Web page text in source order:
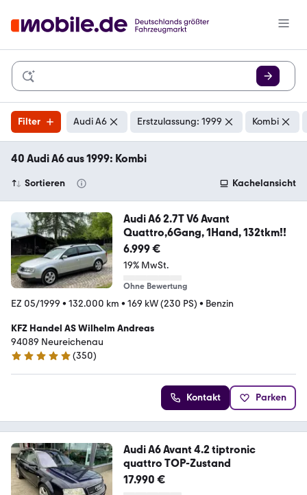
Filter Audi A6 Erstzulassung: 1999 Kombi
40 Audi A6 aus 1999: Kombi
Sortieren Kachelansicht
Audi A6 2.7T V6 Avant
Quattro,6Gang, 1Hand, 132tkm!!
6.999 €
19% MwSt.
Ohne Bewertung
EZ 05/1999 • 132.000 km • 169 kW (230 PS) • Benzin
KFZ Handel AS Wilhelm Andreas
94089 Neureichenau
5 Sterne
(350)
Kontakt Parken
Audi A6 Avant 4.2 tiptronic
quattro TOP-Zustand
17.990 €